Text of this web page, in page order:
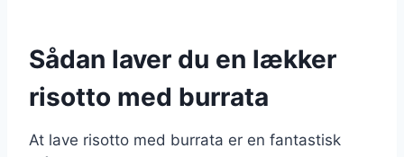
Sådan laver du en lækker
risotto med burrata
At lave risotto med burrata er en fantastisk